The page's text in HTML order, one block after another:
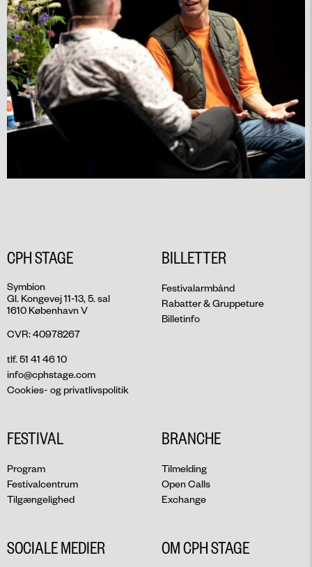
CPH STAGE
Symbion
Gl. Kongevej 11-13, 5. sal
1610 København V
CVR: 40978267
tlf. 51 41 46 10
info@cphstage.com
Cookies- og privatlivspolitik
BILLETTER
Festivalarmbånd
Rabatter & Gruppeture
Billetinfo
FESTIVAL
Program
Festivalcentrum
Tilgængelighed
BRANCHE
Tilmelding
Open Calls
Exchange
SOCIALE MEDIER OM CPH STAGE